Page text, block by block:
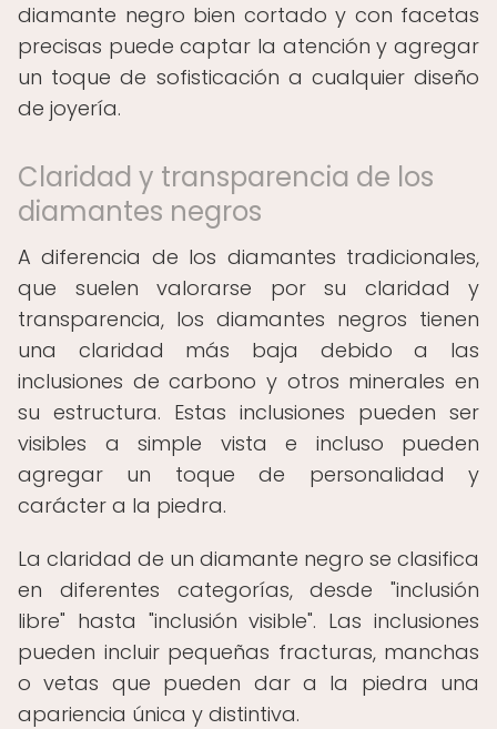
diamante negro bien cortado y con facetas
precisas puede captar la atención y agregar
un toque de sofisticación a cualquier diseño
de joyería.
Claridad y transparencia de los
diamantes negros
A diferencia de los diamantes tradicionales,
que suelen valorarse por su claridad y
transparencia, los diamantes negros tienen
una claridad más baja debido a las
inclusiones de carbono y otros minerales en
su estructura. Estas inclusiones pueden ser
visibles a simple vista e incluso pueden
agregar un toque de personalidad y
carácter a la piedra.
La claridad de un diamante negro se clasifica
en diferentes categorías, desde "inclusión
libre" hasta "inclusión visible". Las inclusiones
pueden incluir pequeñas fracturas, manchas
o vetas que pueden dar a la piedra una
apariencia única y distintiva.